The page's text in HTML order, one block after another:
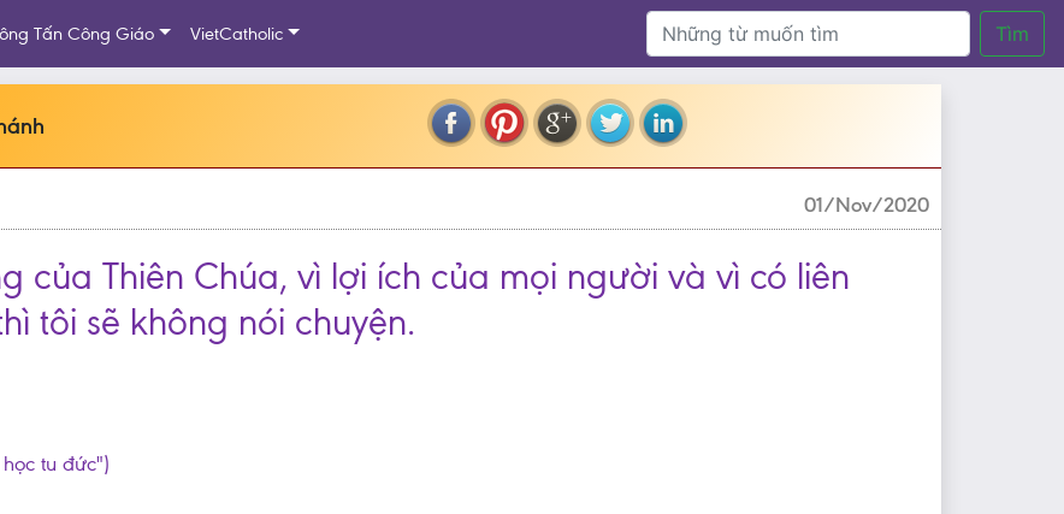
Tấn Công Giáo VietCatholic Tìm
01/Nov/2020
của Thiên Chúa, vì lợi ích của mọi người và vì có liên
tôi sẽ không nói chuyện.
tu đức")